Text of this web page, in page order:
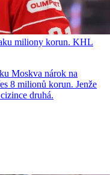
miliony korun. KHL
Moskva nárok na
8 milionů korun. Jenže
druhá.